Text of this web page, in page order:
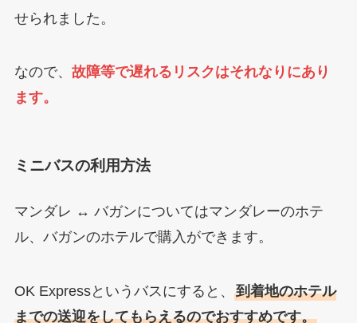
せられました。
なので、 故障等で遅れるリスクはそれなりにあり
ます。
ミニバスの利用方法
マンダレ ↔ バガンについてはマンダレーのホテ
ル、バガンのホテルで購入ができます。
OK Expressというバスにすると、 到着地のホテル
までの送迎をしてもらえるのでおすすめです。